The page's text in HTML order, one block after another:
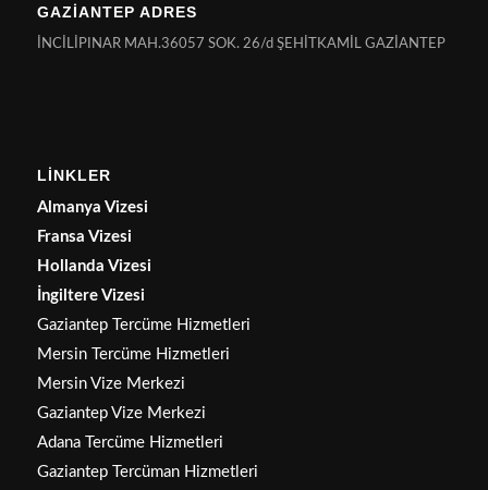
GAZİANTEP ADRES
İNCİLİPINAR MAH.36057 SOK. 26/d ŞEHİTKAMİL GAZİANTEP
LİNKLER
Almanya Vizesi
Fransa Vizesi
Hollanda Vizesi
İngiltere Vizesi
Gaziantep Tercüme Hizmetleri
Mersin Tercüme Hizmetleri
Mersin Vize Merkezi
Gaziantep Vize Merkezi
Adana Tercüme Hizmetleri
Gaziantep Tercüman Hizmetleri